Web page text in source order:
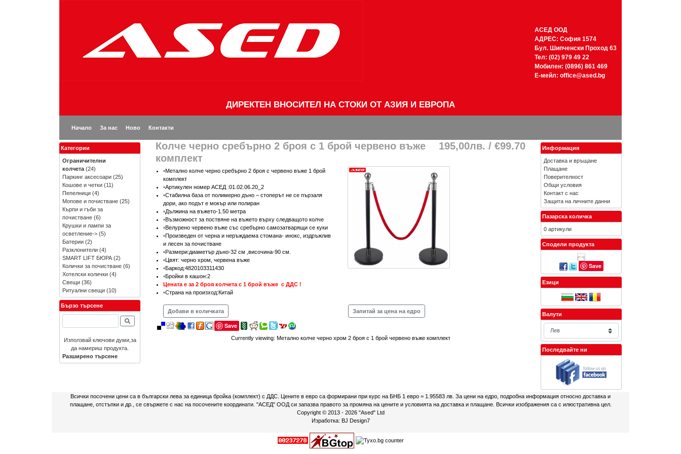
АСЕД ООД
АДРЕС: София 1574
Бул. Шипченски Проход 63
Тел: (02) 979 49 22
Мобилен: (0896) 861 469
Е-мейл: office@ased.bg
ДИРЕКТЕН ВНОСИТЕЛ НА СТОКИ ОТ АЗИЯ И ЕВРОПА
Начало За нас Ново Контакти
195,00лв. / €99.70
Колче черно сребърно 2 броя с 1 брой червено въже
комплект
◦Метално колче черно сребърно 2 броя с червено въже 1 брой
комплект
◦Артикулен номер АСЕД :01.02.06.20_2
◦Стабилна база от полимерно дъно – стоперът не се пързаля
дори, ако подът е мокър или полиран
◦Дължина на въжето-1.50 метра
◦Възможност за поствяне на въжето върху следващото колче
◦Велурено червено въже със сребърно самозатварящи се куки
◦Произведен от черна и неръждаема стомана- инокс, издръжлив
и лесен за почистване
◦Размери:диаметър дъно-32 см ,височина-90 см.
◦Цвят: черно хром, червена въже
◦Баркод:4820103311430
◦Бройки в кашон:2
Цената е за 2 броя колчета с 1 брой въже с ДДС !
◦Страна на произход:Китай
Добави в количката Запитай за цена на едро
Save
Currently viewing: Метално колче черно хром 2 броя с 1 брой червено въже комплект
Категории
Ограничителни
колчета (24)
Паркинг аксесоари (25)
Кошове и четки (11)
Пепелници (4)
Мопове и почистване (25)
Кърпи и гъби за
почистване (6)
Крушки и лампи за
осветление-> (5)
Батерии (2)
Разклонители (4)
SMART LIFT БЮРА (2)
Колички за почистване (6)
Хотелски колички (4)
Свещи (36)
Ритуални свещи (10)
Бързо търсене
Използвай ключови думи,за
да намериш продукта.
Разширено търсене
Информация
Доставка и връщане
Плащане
Поверителност
Общи условия
Контакт с нас
Защита на личните данни
Пазарска количка
0 артикули
Сподели продукта
Save
Езици
Валути
Последвайте ни
Всички посочени цени са в български лева за единица бройка (комплект) с ДДС. Цените в евро са формирани при курс на БНБ 1 евро = 1.95583 лв. За цени на едро, подробна информация относно доставка и
плащане, отстъпки и др., се свържете с нас на посочените координати. "АСЕД" ООД си запазва правото за промяна на цените и условията на доставка и плащане. Всички изображения са с илюстративна цел.
Copyright © 2013 - 2026 "Ased" Ltd
Изработка: BJ Design7